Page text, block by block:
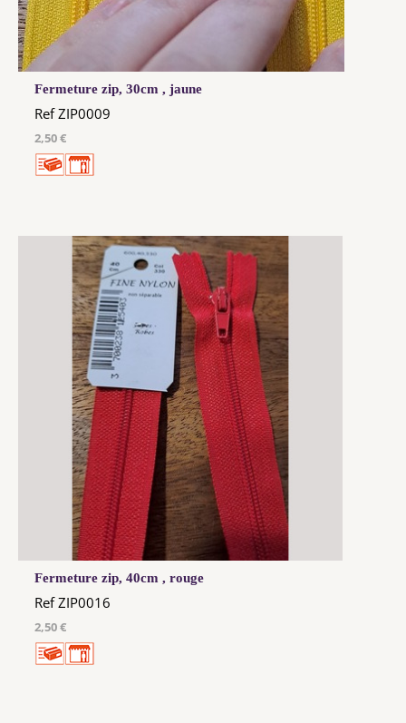
Fermeture zip, 30cm , jaune
Ref ZIP0009
2,50 €
Fermeture zip, 40cm , rouge
Ref ZIP0016
2,50 €